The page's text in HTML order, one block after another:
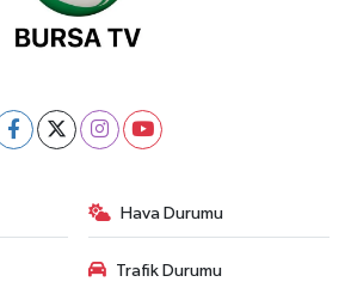
Hava Durumu
Trafik Durumu